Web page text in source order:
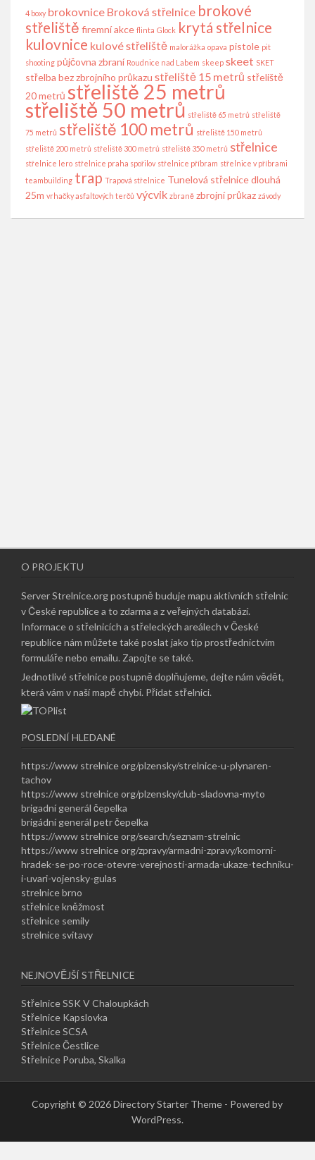
4 boxy brokovnice Broková střelnice brokové
střeliště firemní akce flinta Glock krytá střelnice
kulovnice kulové střeliště malorážka opava pistole pit
shooting půjčovna zbraní Roudnice nad Labem skeep skeet SKET
střelba bez zbrojního průkazu střeliště 15 metrů střeliště
20 metrů střeliště 25 metrů
střeliště 50 metrů střeliště 65 metrů střeliště
75 metrů střeliště 100 metrů střeliště 150 metrů
střeliště 200 metrů střeliště 300 metrů střeliště 350 metrů střelnice
střelnice lero střelnice praha spořilov střelnice příbram střelnice v příbrami
teambuilding trap Trapová střelnice Tunelová střelnice dlouhá
25m vrhačky asfaltových terčů výcvik zbraně zbrojní průkaz závody
O PROJEKTU
Server Strelnice.org postupně buduje mapu aktivních střelnic
v České republice a to zdarma a z veřejných databází.
Informace o střelnicích a střeleckých areálech v České
republice nám můžete také poslat jako tip prostřednictvím
formuláře nebo emailu.Zapojte se také.
Jednotlivé střelnice postupně doplňujeme, dejte nám vědět,
která vám v naší mapě chybí. Přidat střelnici.
POSLEDNÍ HLEDANÉ
https://www strelnice org/plzensky/strelnice-u-plynaren-
tachov
https://www strelnice org/plzensky/club-sladovna-myto
brigadní generál čepelka
brigádní generál petr čepelka
https://www strelnice org/search/seznam-strelnic
https://www strelnice org/zpravy/armadni-zpravy/komorni-
hradek-se-po-roce-otevre-verejnosti-armada-ukaze-techniku-
i-uvari-vojensky-gulas
strelnice brno
střelnice kněžmost
střelnice semily
strelnice svitavy
NEJNOVĚJŠÍ STŘELNICE
Střelnice SSK V Chaloupkách
Střelnice Kapslovka
Střelnice SCSA
Střelnice Čestlice
Střelnice Poruba, Skalka
Copyright © 2026 Directory Starter Theme - Powered by
WordPress.